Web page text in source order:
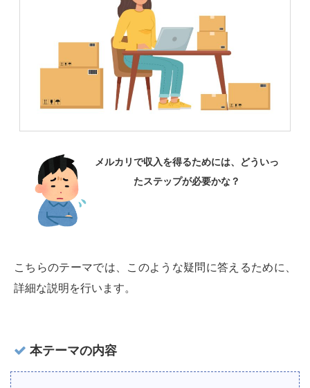
メルカリで収入を得るためには、どういっ
たステップが必要かな？
こちらのテーマでは、このような疑問に答えるために、
詳細な説明を行います。
本テーマの内容